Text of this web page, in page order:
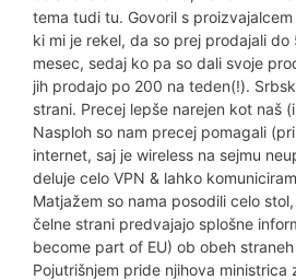
tema tudi tu. Govoril s
ki mi je rekel, da so prej prodajali do
mesec, sedaj ko pa so dali svoje
jih prodajo po 200 na teden(!).
strani. Precej lepše narejen kot naš
Nasploh so nam precej pomagali
internet, saj je wireless na sejmu
deluje celo VPN & lahko
Matjažem so nama posodili celo
čelne strani predvajajo splošne
become part of EU) ob obeh
Pojutrišnjem pride njihova ministrica